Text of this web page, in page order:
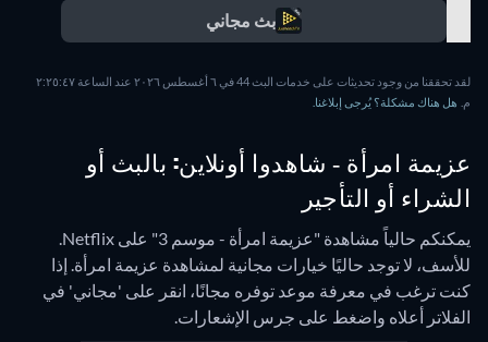
بث مجاني
لقد تحققنا من وجود تحديثات على خدمات البث 44 في ٦ أغسطس ٢٠٢٦ عند الساعة ٢:٢٥:٤٧
م. هل هناك مشكلة؟ يُرجى إبلاغنا.
عزيمة امرأة - شاهدوا أونلاين: بالبث أو
الشراء أو التأجير
يمكنكم حالياً مشاهدة "عزيمة امرأة - موسم 3" على Netflix.
للأسف، لا توجد حاليًا خيارات مجانية لمشاهدة عزيمة امرأة. إذا
كنت ترغب في معرفة موعد توفره مجانًا، انقر على 'مجاني' في
الفلاتر أعلاه واضغط على جرس الإشعارات.